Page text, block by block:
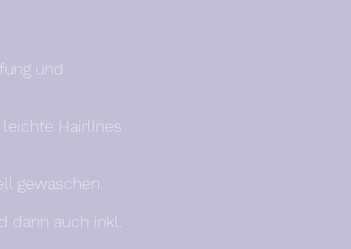
und
leichte Hairlines
gewaschen.
dann auch inkl.